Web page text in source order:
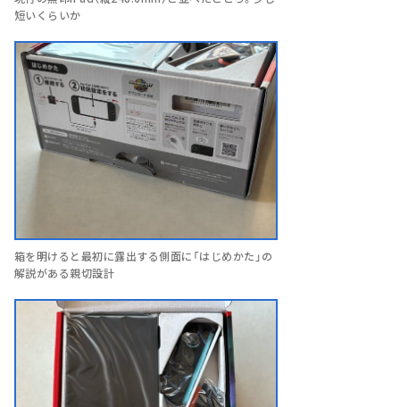
短いくらいか
箱を明けると最初に露出する側面に「はじめかた」の
解説がある親切設計